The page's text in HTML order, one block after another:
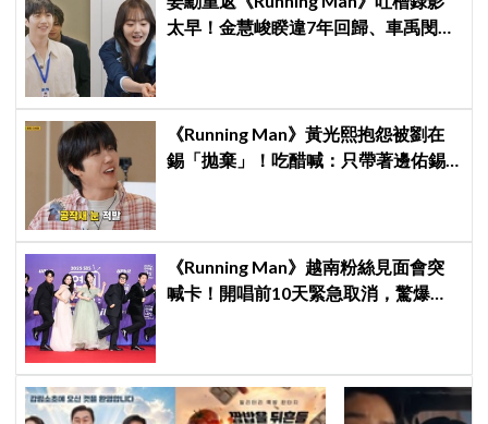
太早！金慧峻睽違7年回歸、車禹閔首
《Running Man》黃光熙抱怨被劉在
錫「拋棄」！吃醋喊：只帶著邊佑錫
《Running Man》越南粉絲見面會突
喊卡！開唱前10天緊急取消，驚爆